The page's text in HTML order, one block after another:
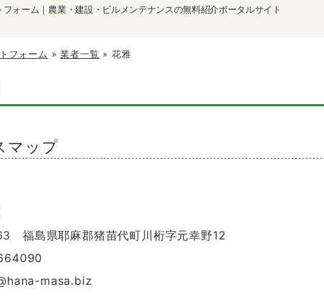
フォーム｜農業・建設・ビルメンテナンスの無料紹介ポータルサイト
フォーム »業者一覧 » 花雅
マップ
福島県耶麻郡猪苗代町川桁字元幸野12
hana-masa.biz